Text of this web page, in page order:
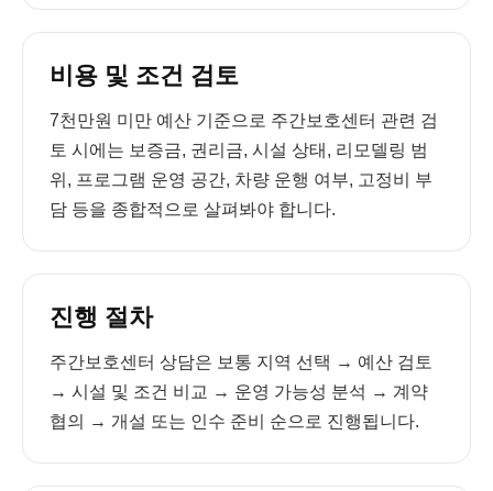
비용 및 조건 검토
7천만원 미만 예산 기준으로 주간보호센터 관련 검
토 시에는 보증금, 권리금, 시설 상태, 리모델링 범
위, 프로그램 운영 공간, 차량 운행 여부, 고정비 부
담 등을 종합적으로 살펴봐야 합니다.
진행 절차
주간보호센터 상담은 보통 지역 선택 → 예산 검토
→ 시설 및 조건 비교 → 운영 가능성 분석 → 계약
협의 → 개설 또는 인수 준비 순으로 진행됩니다.